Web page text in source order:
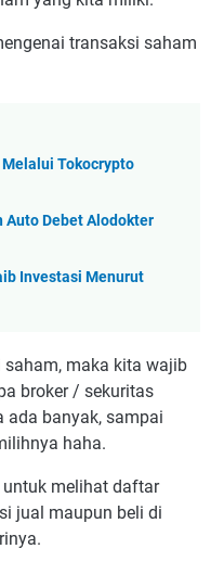
transaksi saham
Tokocrypto
Auto Debet Alodokter
Investasi Menurut
maka kita wajib
broker / sekuritas
ada banyak, sampai
haha.
melihat daftar
jual maupun beli di